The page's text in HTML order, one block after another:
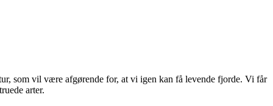
som vil være afgørende for, at vi igen kan få levende fjorde. Vi får
arter.